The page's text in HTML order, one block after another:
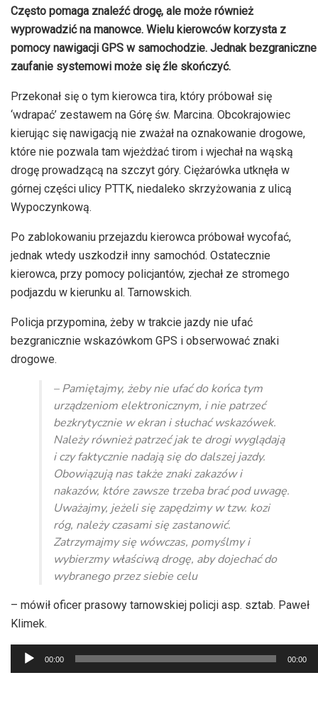
Często pomaga znaleźć drogę, ale może również
wyprowadzić na manowce. Wielu kierowców korzysta z
pomocy nawigacji GPS w samochodzie. Jednak bezgraniczne
zaufanie systemowi może się źle skończyć.
Przekonał się o tym kierowca tira, który próbował się
‘wdrapać’ zestawem na Górę św. Marcina. Obcokrajowiec
kierując się nawigacją nie zważał na oznakowanie drogowe,
które nie pozwala tam wjeżdżać tirom i wjechał na wąską
drogę prowadzącą na szczyt góry. Ciężarówka utknęła w
górnej części ulicy PTTK, niedaleko skrzyżowania z ulicą
Wypoczynkową.
Po zablokowaniu przejazdu kierowca próbował wycofać,
jednak wtedy uszkodził inny samochód. Ostatecznie
kierowca, przy pomocy policjantów, zjechał ze stromego
podjazdu w kierunku al. Tarnowskich.
Policja przypomina, żeby w trakcie jazdy nie ufać
bezgranicznie wskazówkom GPS i obserwować znaki
drogowe.
– Pamiętajmy, żeby nie ufać do końca tym
urządzeniom elektronicznym, i nie patrzeć
bezkrytycznie w ekran i słuchać wskazówek.
Należy również patrzeć jak te drogi wyglądają
i czy faktycznie nadają się do dalszej jazdy.
Obowiązują nas także znaki zakazów i
nakazów, które zawsze trzeba brać pod uwagę.
Uważajmy, jeżeli się zapędzimy w tzw. kozi
róg, należy czasami się zastanowić.
Zatrzymajmy się wówczas, pomyślmy i
wybierzmy właściwą drogę, aby dojechać do
wybranego przez siebie celu
– mówił oficer prasowy tarnowskiej policji asp. sztab. Paweł
Klimek.
Odtwarzacz
plików
00:00 00:00